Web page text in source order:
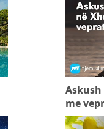
me